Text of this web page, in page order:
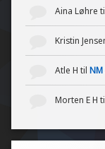
Aina Løhre
Kristin
Atle H til
Morten E H